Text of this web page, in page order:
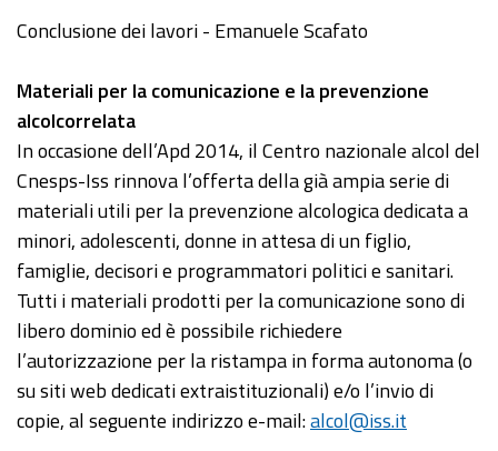
Conclusione dei lavori - Emanuele Scafato
Materiali per la comunicazione e la prevenzione
alcolcorrelata
In occasione dell’Apd 2014, il Centro nazionale alcol del
Cnesps-Iss rinnova l’offerta della già ampia serie di
materiali utili per la prevenzione alcologica dedicata a
minori, adolescenti, donne in attesa di un figlio,
famiglie, decisori e programmatori politici e sanitari.
Tutti i materiali prodotti per la comunicazione sono di
libero dominio ed è possibile richiedere
l’autorizzazione per la ristampa in forma autonoma (o
su siti web dedicati extraistituzionali) e/o l’invio di
copie, al seguente indirizzo e-mail:alcol@iss.it